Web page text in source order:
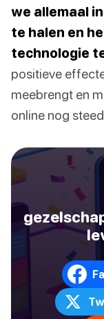
we allemaal
te halen en
technologie
positieve
meebrengt en
online nog